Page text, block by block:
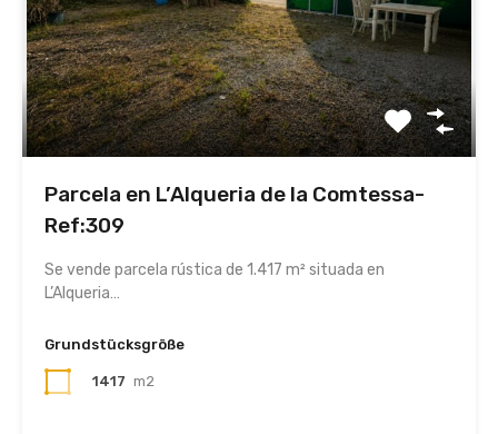
Parcela en L’Alqueria de la Comtessa-
Ref:309
Se vende parcela rústica de 1.417 m² situada en
L’Alqueria…
Grundstücksgröße
1417 m2